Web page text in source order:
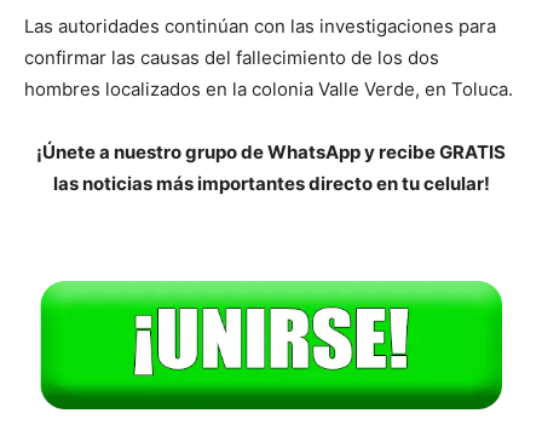
Las autoridades continúan con las investigaciones para
confirmar las causas del fallecimiento de los dos
hombres localizados en la colonia Valle Verde, en Toluca.
¡Únete a nuestro grupo de WhatsApp y recibe GRATIS
las noticias más importantes directo en tu celular!